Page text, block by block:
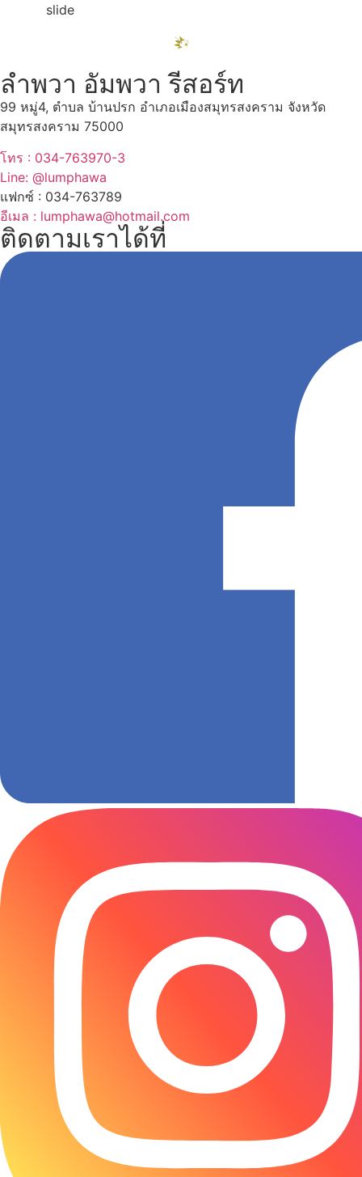
ลำพวา อัมพวา รีสอร์ท
99 หมู่4, ตำบล บ้านปรก อำเภอเมืองสมุทรสงคราม จังหวัด
สมุทรสงคราม 75000
โทร : 034-763970-3
Line: @lumphawa
แฟกซ์ : 034-763789
อีเมล : lumphawa@hotmail.com
ติดตามเราได้ที่